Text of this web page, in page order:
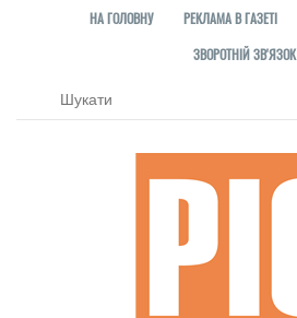
НА ГОЛОВНУ РЕКЛАМА В ГАЗЕТІ
ЗВОРОТНІЙ ЗВ'ЯЗОК